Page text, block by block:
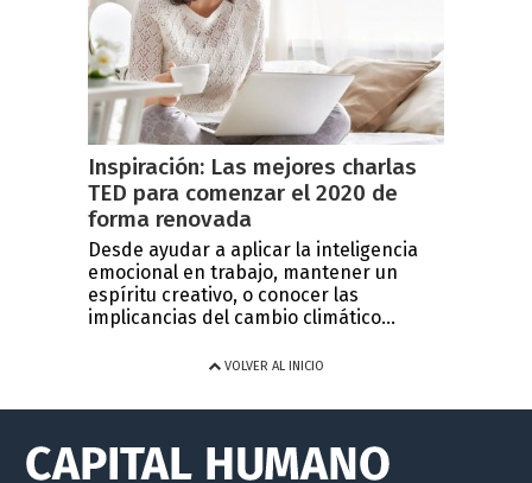
Inspiración: Las mejores charlas
TED para comenzar el 2020 de
forma renovada
Desde ayudar a aplicar la inteligencia
emocional en trabajo, mantener un
espíritu creativo, o conocer las
implicancias del cambio climático...
VOLVER AL INICIO